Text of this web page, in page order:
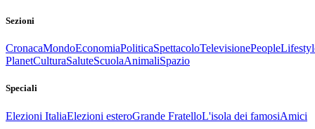
Sezioni
CronacaMondoEconomiaPoliticaSpettacoloTelevisionePeople
PlanetCulturaSaluteScuolaAnimaliSpazio
Speciali
Elezioni ItaliaElezioni esteroGrande FratelloL'isola dei famosiAmici